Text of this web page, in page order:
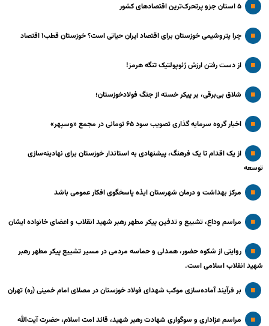
۵ استان جزو پرتحرک‌ترین اقتصاد‌های کشور
چرا پتروشیمی خوزستان برای اقتصاد ایران حیاتی است؟ خوزستان قطب۱ اقتصاد
از دست رفتن ارزش ژئوپولتیک تنگه هرمز!
شلاق‌ بی‌برقی، بر پیکر خسته‌ از جنگ فولادخوزستان؛
اخبار گروه سرمایه گذاری تصویب سود ۶۵ تومانی در مجمع «وسپهر»
از یک اقدام تا یک فرهنگ، پیشنهادی به استاندار خوزستان برای نهادینه‌سازی
توسعه
مرکز بهداشت و درمان شهرستان ایذه پاسخگوی افکار عمومی باشد
مراسم وداع، تشییع و تدفین پیکر مطهر رهبر شهید انقلاب و اعضای خانواده ایشان
روایتی از شکوه حضور، همدلی و حماسه مردمی در مسیر تشییع پیکر مطهر رهبر
شهید انقلاب اسلامی است.
بر فرآیند آماده‌سازی موکب شهدای فولاد خوزستان در مصلای امام خمینی (ره) تهران
مراسم عزاداری و سوگواری شهادت رهبر شهید، قائد امت اسلام، حضرت آیت‌الله